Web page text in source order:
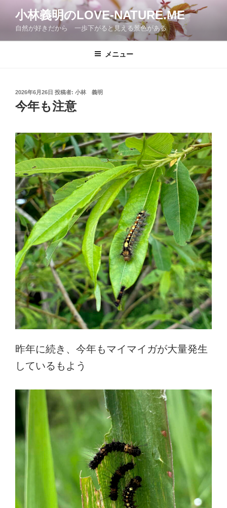
ン
小林義明のLOVE-NATURE.ME
自然が好きだから 一歩下がると見える景色がある
メニュー
投
稿
日:
2026年6月26日 投稿者: 小林 義明
今年も注意
昨年に続き、今年もマイマイガが大量発生
しているもよう